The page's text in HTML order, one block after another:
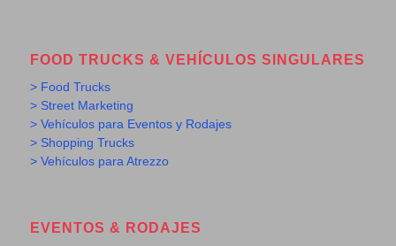
FOOD TRUCKS & VEHÍCULOS SINGULARES
> Food Trucks
> Street Marketing
> Vehículos para Eventos y Rodajes
> Shopping Trucks
> Vehículos para Atrezzo
EVENTOS & RODAJES